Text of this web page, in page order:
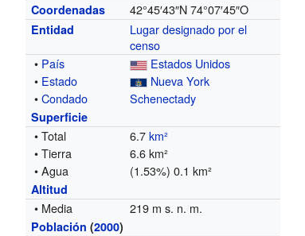
Coordenadas 42°45′43″N 74°07′45″O
Entidad
Lugar designado por el
censo
• País
Estados Unidos
• Estado
Nueva York
•Condado Schenectady
Superficie
• Total 6.7km²
• Tierra
6.6 km²
• Agua
(1.53%) 0.1 km²
Altitud
• Media 219 m s. n. m.
Población (2000)